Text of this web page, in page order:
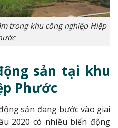
trong khu công nghiệp Hiệp
sản tại khu
Phước
sản đang bước vào giai
2020 có nhiều biến động